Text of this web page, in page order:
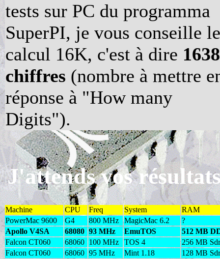
tests sur PC du programma
SuperPI, je vous conseille le
calcul 16K, c'est à dire
chiffres (nombre à mettre
réponse à "How many
Digits").
J'attends vos
Machine CPU Freq System
RAM
PowerMac 9600
G4 800 MHz MagicMac 6.2
?
Apollo V4SA
68080 93 MHz EmuTOS
512 MB
Falcon CT060
68060 100 MHz TOS 4
256 MB
Falcon CT060
68060 95 MHz Mint 1.18
128 MB